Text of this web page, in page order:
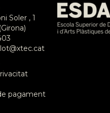
Soler , 1
pagament